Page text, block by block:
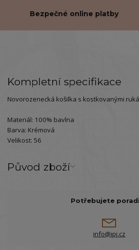
Bezpečné online platby
Kompletní specifikace
Novorozenecká košilka s kostkovanými
Materiál: 100% bavlna
Barva: Krémová
Velikost: 56
Původ zboží
Potřebujete
info@ipj.cz